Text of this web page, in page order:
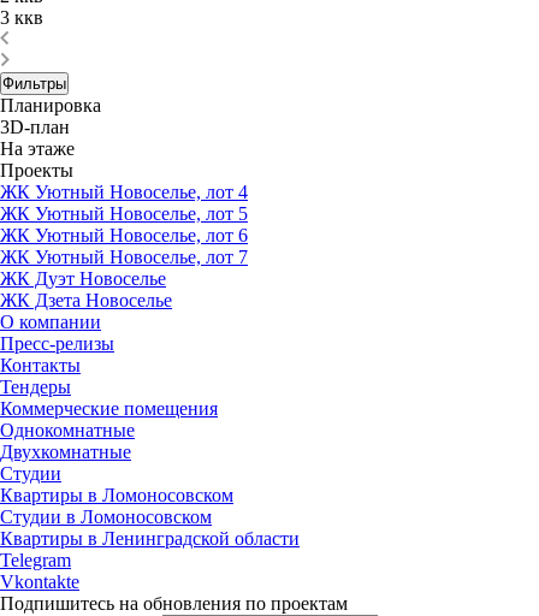
3 ккв
Фильтры
Планировка
3D-план
На этаже
Проекты
ЖК Уютный Новоселье, лот 4
ЖК Уютный Новоселье, лот 5
ЖК Уютный Новоселье, лот 6
ЖК Уютный Новоселье, лот 7
ЖК Дуэт Новоселье
ЖК Дзета Новоселье
О компании
Пресс-релизы
Контакты
Тендеры
Коммерческие помещения
Однокомнатные
Двухкомнатные
Студии
Квартиры в Ломоносовском
Студии в Ломоносовском
Квартиры в Ленинградской области
Telegram
Vkontakte
Подпишитесь на обновления по проектам